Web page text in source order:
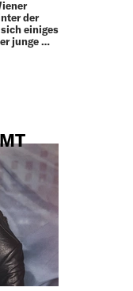
der
einiges
junge …